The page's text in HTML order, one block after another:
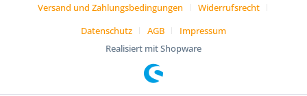
Versand und Zahlungsbedingungen
Widerrufsrecht
Datenschutz
AGB
Impressum
Realisiert mit Shopware